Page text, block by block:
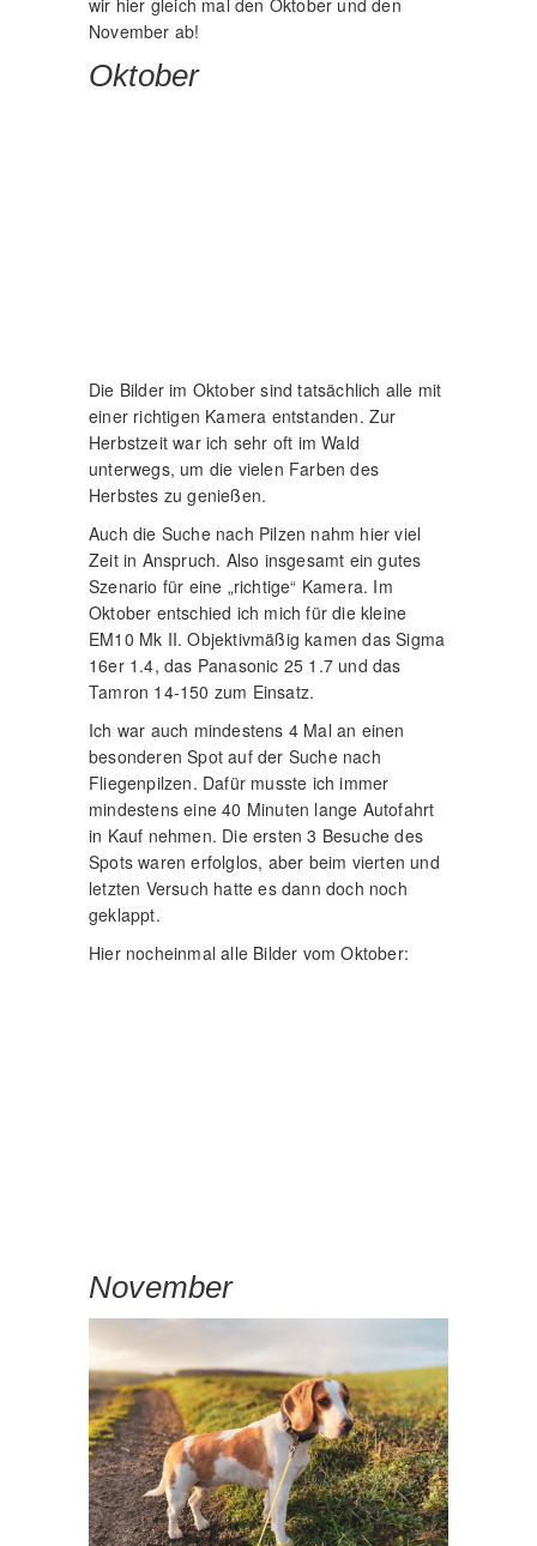
wir hier gleich mal den Oktober und den
November ab!
Oktober
Die Bilder im Oktober sind tatsächlich alle mit
einer richtigen Kamera entstanden. Zur
Herbstzeit war ich sehr oft im Wald
unterwegs, um die vielen Farben des
Herbstes zu genießen.
Auch die Suche nach Pilzen nahm hier viel
Zeit in Anspruch. Also insgesamt ein gutes
Szenario für eine „richtige“ Kamera. Im
Oktober entschied ich mich für die kleine
EM10 Mk II. Objektivmäßig kamen das Sigma
16er 1.4, das Panasonic 25 1.7 und das
Tamron 14-150 zum Einsatz.
Ich war auch mindestens 4 Mal an einen
besonderen Spot auf der Suche nach
Fliegenpilzen. Dafür musste ich immer
mindestens eine 40 Minuten lange Autofahrt
in Kauf nehmen. Die ersten 3 Besuche des
Spots waren erfolglos, aber beim vierten und
letzten Versuch hatte es dann doch noch
geklappt.
Hier nocheinmal alle Bilder vom Oktober:
November